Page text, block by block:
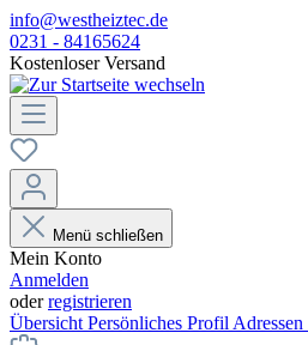
info@westheiztec.de
0231 - 84165624
Kostenloser Versand
Menü schließen
Mein Konto
Anmelden
oderregistrieren
Übersicht Persönliches Profil Adressen